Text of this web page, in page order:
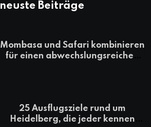
neuste Beiträge
Mombasa und Safari kombinieren
für einen abwechslungsreichen
25 Ausflugsziele rund um
Heidelberg, die jeder kennen